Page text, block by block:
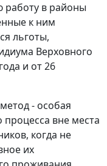
работу в районы
к ним
льготы,
Верховного
и от 26
- особая
вне места
когда не
их